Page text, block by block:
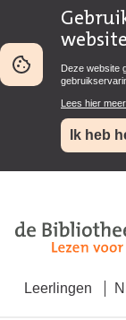
website
Deze website
Lees hier
Ik heb
Leerlingen